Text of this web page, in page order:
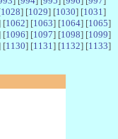
1028] [1029] [1030] [1031 ]
[1062] [1063] [1064] [1065]
[1096] [1097] [1098] [1099]
[1130] [1131 ] [1132] [1133]